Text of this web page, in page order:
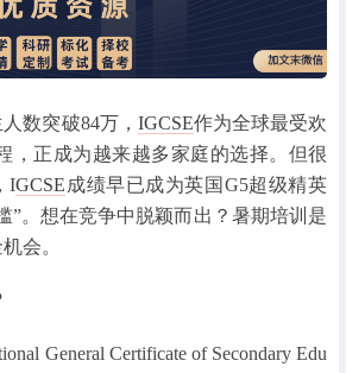
数突破84万， IGCSE作为全球最受欢
，正成为越来越多家庭的选择。但很
IGCSE 成绩早已成为英国G5超级精英
”。想在竞争中脱颖而出？暑期培训是
会。
General Certificate of Secondary Edu